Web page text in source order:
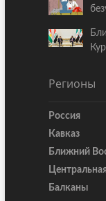
Регионы
Россия
Кавказ
Ближний
Балканы